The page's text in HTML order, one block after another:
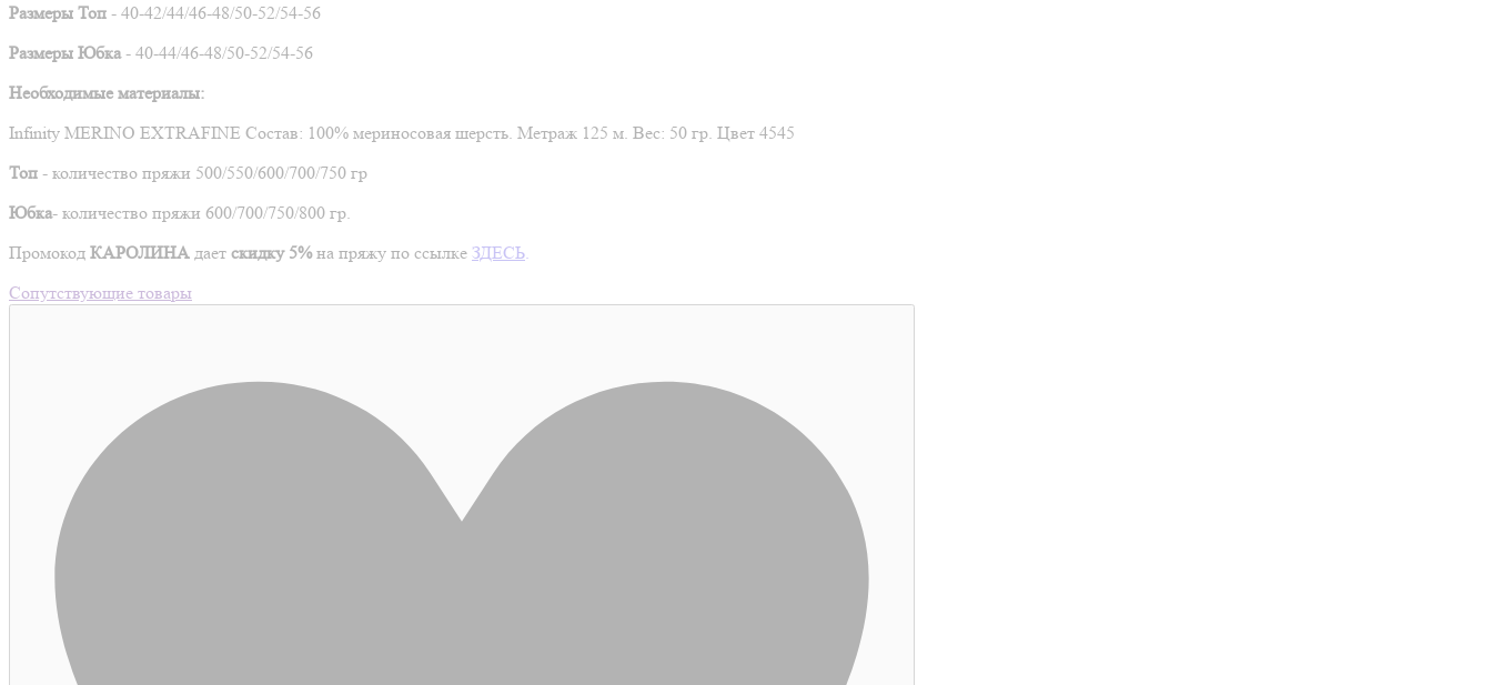
Размеры Топ - 40-42/44/46-48/50-52/54-56
Размеры Юбка- 40-44/46-48/50-52/54-56
Необходимые материалы:
Infinity MERINO EXTRAFINE Состав: 100% мериносовая шерсть. Метраж 125 м. Вес: 50 гр. Цвет 4545
Топ - количество пряжи 500/550/600/700/750 гр
Юбка- количество пряжи 600/700/750/800 гр.
Промокод КАРОЛИНА дает скидку 5%на пряжу по ссылке ЗДЕСЬ
Сопутствующие товары